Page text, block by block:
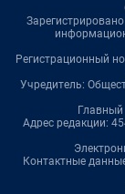
Регистрационный
Учредитель:
Главный
Адрес редакции:
Контактные